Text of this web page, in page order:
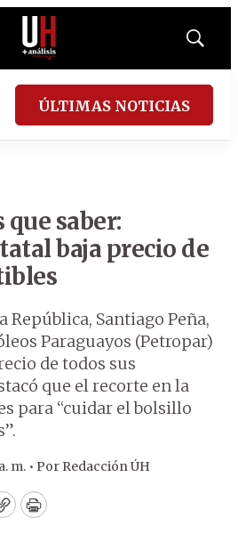
Mostrar
ÚLTIMAS NOTICIAS
que saber:
baja precio de
República, Santiago Peña,
Paraguayos (Petropar)
de todos sus
que el recorte en la
para “cuidar el bolsillo
m. • Por Redacción ÚH
CopyPrint